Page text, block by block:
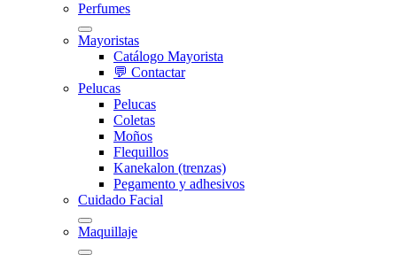
Perfumes
Mayoristas
Catálogo Mayorista
💬 Contactar
Pelucas
Pelucas
Coletas
Moños
Flequillos
Kanekalon (trenzas)
Pegamento y adhesivos
Cuidado Facial
Maquillaje